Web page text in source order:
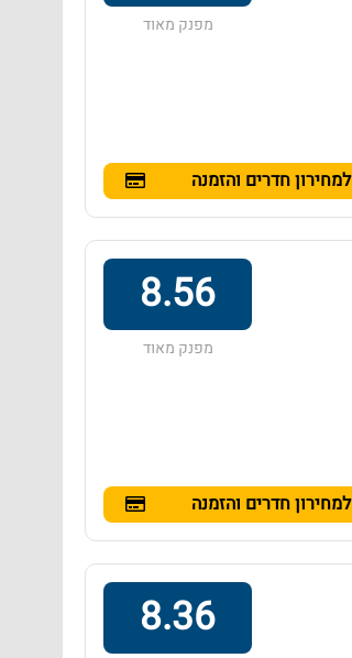
מפנק מאוד
למחירון חדרים והזמנה
8.56
מפנק מאוד
למחירון חדרים והזמנה
8.36